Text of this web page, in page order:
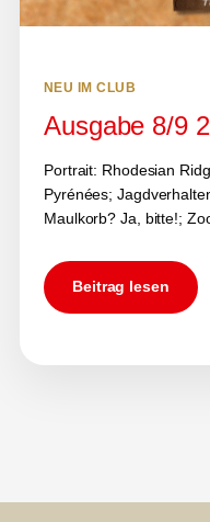
NEU IM CLUB
Ausgabe 8/9
Portrait: Rhodesian
Pyrénées;
Maulkorb? Ja, bitte!;
Beitrag lesen